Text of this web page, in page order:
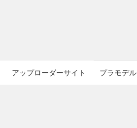
アップローダーサイト プラモデル